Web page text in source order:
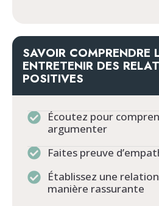
SAVOIR COMPRENDRE
ENTRETENIR DES
POSITIVES
Écoutez pour
argumenter
Faites preuve
Établissez une
manière rassurante